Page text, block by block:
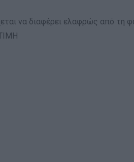
να διαφέρει ελαφρώς από τη